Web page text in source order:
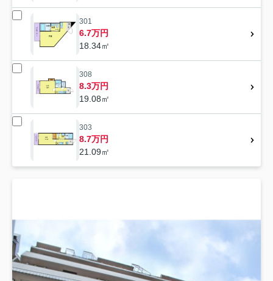
301
6.7万円
18.34㎡
308
8.3万円
19.08㎡
303
8.7万円
21.09㎡